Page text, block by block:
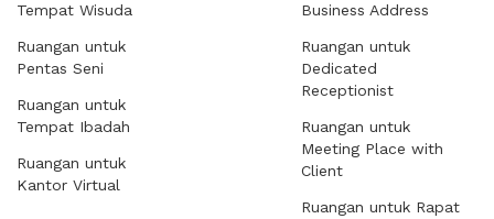
Tempat Wisuda
Ruangan untuk
Pentas Seni
Ruangan untuk
Tempat Ibadah
Ruangan untuk
Kantor Virtual
Business Address
Ruangan untuk
Dedicated
Receptionist
Ruangan untuk
Meeting Place with
Client
Ruangan untuk Rapat